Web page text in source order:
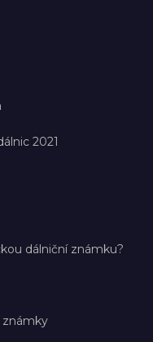
2021
dálniční známku?
známky